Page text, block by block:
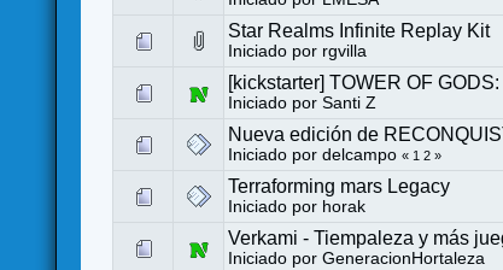
Star Realms Infinite Replay Kit
Iniciado por rgvilla
[kickstarter] TOWER OF
Iniciado porSanti Z
Nueva edición de
Iniciado pordelcampo « 1 2 »
Terraforming mars Legacy
Iniciado por horak
Verkami - Tiempaleza y más
Iniciado porGeneracionHortaleza